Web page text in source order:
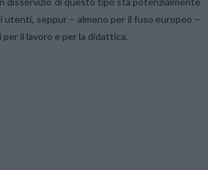
utenti, seppur – almeno per il fuso europeo –
il lavoro e per la didattica.